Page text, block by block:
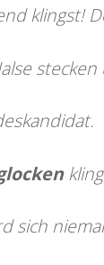
klingst!
sich